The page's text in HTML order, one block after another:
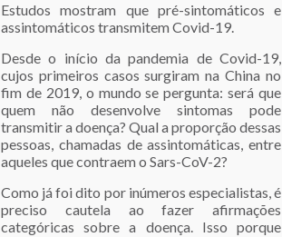
Estudos mostram que pré-sintomáticos e
assintomáticos transmitem Covid-19.
Desde o início da pandemia de Covid-19,
cujos primeiros casos surgiram na China no
fim de 2019, o mundo se pergunta: será que
quem não desenvolve sintomas pode
transmitir a doença? Qual a proporção dessas
pessoas, chamadas de assintomáticas, entre
aqueles que contraem o Sars-CoV-2?
Como já foi dito por inúmeros especialistas, é
preciso cautela ao fazer afirmações
categóricas sobre a doença. Isso porque